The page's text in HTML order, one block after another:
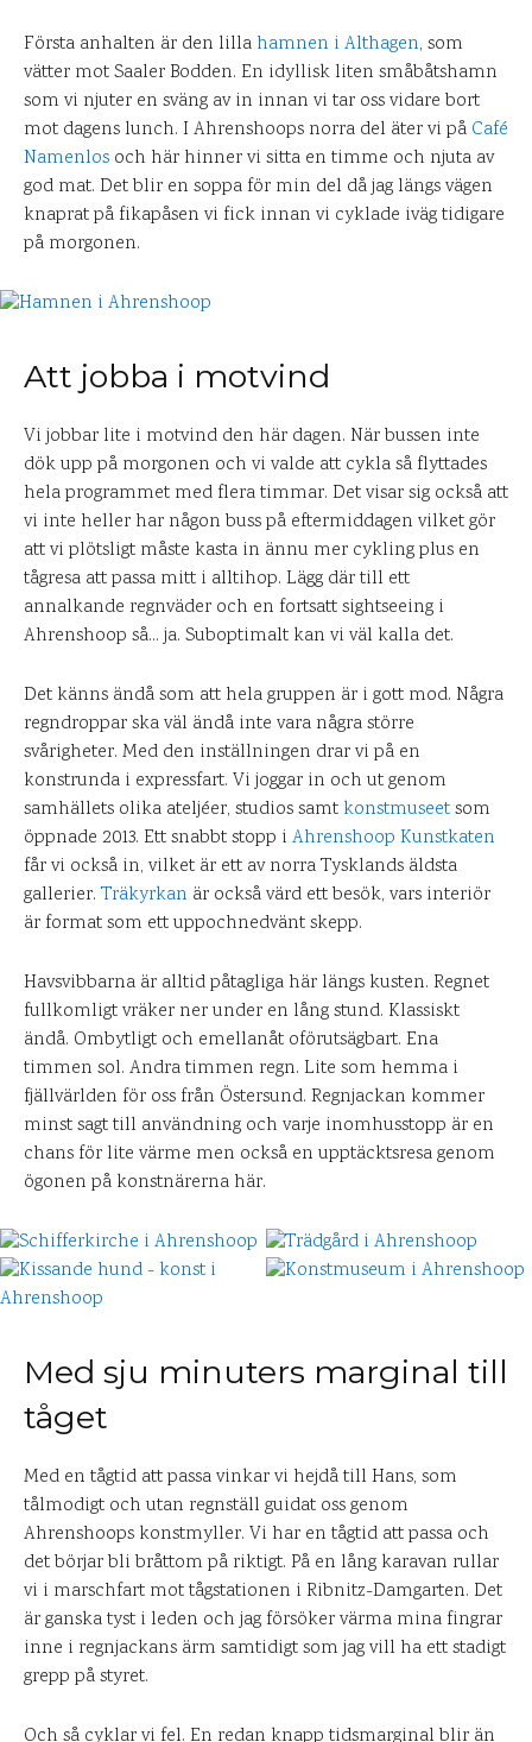
Första anhalten är den lilla hamnen i Althagen, som
vätter mot Saaler Bodden. En idyllisk liten småbåtshamn
som vi njuter en sväng av in innan vi tar oss vidare bort
mot dagens lunch. I Ahrenshoops norra del äter vi på Café
Namenlos och här hinner vi sitta en timme och njuta av
god mat. Det blir en soppa för min del då jag längs vägen
knaprat på fikapåsen vi fick innan vi cyklade iväg tidigare
på morgonen.
Att jobba i motvind
Vi jobbar lite i motvind den här dagen. När bussen inte
dök upp på morgonen och vi valde att cykla så flyttades
hela programmet med flera timmar. Det visar sig också att
vi inte heller har någon buss på eftermiddagen vilket gör
att vi plötsligt måste kasta in ännu mer cykling plus en
tågresa att passa mitt i alltihop. Lägg där till ett
annalkande regnväder och en fortsatt sightseeing i
Ahrenshoop så… ja. Suboptimalt kan vi väl kalla det.
Det känns ändå som att hela gruppen är i gott mod. Några
regndroppar ska väl ändå inte vara några större
svårigheter. Med den inställningen drar vi på en
konstrunda i expressfart. Vi joggar in och ut genom
samhällets olika ateljéer, studios samt konstmuseetsom
öppnade 2013. Ett snabbt stopp i Ahrenshoop Kunstkaten
får vi också in, vilket är ett av norra Tysklands äldsta
gallerier. Träkyrkan är också värd ett besök, vars interiör
är format som ett uppochnedvänt skepp.
Havsvibbarna är alltid påtagliga här längs kusten. Regnet
fullkomligt vräker ner under en lång stund. Klassiskt
ändå. Ombytligt och emellanåt oförutsägbart. Ena
timmen sol. Andra timmen regn. Lite som hemma i
fjällvärlden för oss från Östersund. Regnjackan kommer
minst sagt till användning och varje inomhusstopp är en
chans för lite värme men också en upptäcktsresa genom
ögonen på konstnärerna här.
Med sju minuters marginal till
tåget
Med en tågtid att passa vinkar vi hejdå till Hans, som
tålmodigt och utan regnställ guidat oss genom
Ahrenshoops konstmyller. Vi har en tågtid att passa och
det börjar bli bråttom på riktigt. På en lång karavan rullar
vi i marschfart mot tågstationen i Ribnitz-Damgarten. Det
är ganska tyst i leden och jag försöker värma mina fingrar
inne i regnjackans ärm samtidigt som jag vill ha ett stadigt
grepp på styret.